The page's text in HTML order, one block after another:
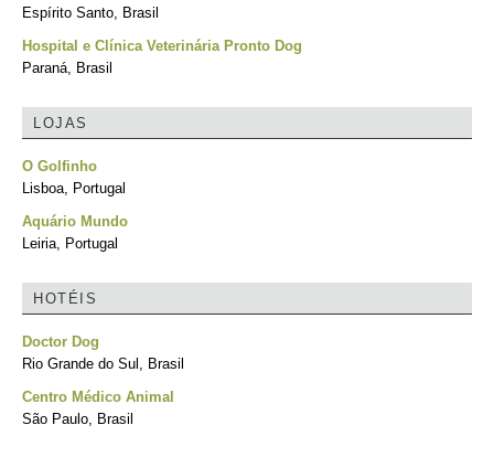
Espírito Santo, Brasil
Hospital e Clínica Veterinária Pronto Dog
Paraná, Brasil
LOJAS
O Golfinho
Lisboa, Portugal
Aquário Mundo
Leiria, Portugal
HOTÉIS
Doctor Dog
Rio Grande do Sul, Brasil
Centro Médico Animal
São Paulo, Brasil